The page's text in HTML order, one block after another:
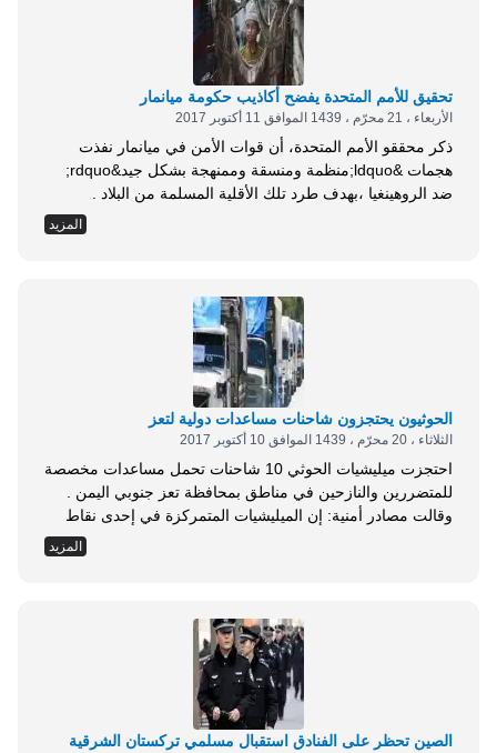
تحقيق للأمم المتحدة يفضح أكاذيب حكومة ميانمار
الأربعاء ، 21 محرّم ، 1439 الموافق 11 أكتوبر 2017
ذكر محققو الأمم المتحدة، أن قوات الأمن في ميانمار نفذت
هجمات &ldquo;منظمة ومنسقة وممنهجة بشكل جيد&rdquo;
ووردت النتائج في أول تحقيق شامل حول الأزمة في ولاية راخين
بميانمار من قبل مكتب حقوق الانسان التابع للأمم المتحدة، بعد
المزيد
الحوثيون يحتجزون شاحنات مساعدات دولية لتعز
الثلاثاء ، 20 محرّم ، 1439 الموافق 10 أكتوبر 2017
احتجزت ميليشيات الحوثي 10 شاحنات تحمل مساعدات مخصصة
وقالت مصادر أمنية: إن الميليشيات المتمركزة في إحدى نقاط
التفتيش بمديرية حيس والحسينية، منعت مرور الشاحنات التي
تحمل المساعدات القادمة من ميناء الحديدة . وكانت المساعدات
المزيد
الصين تحظر على الفنادق استقبال مسلمي تركستان الشرقية